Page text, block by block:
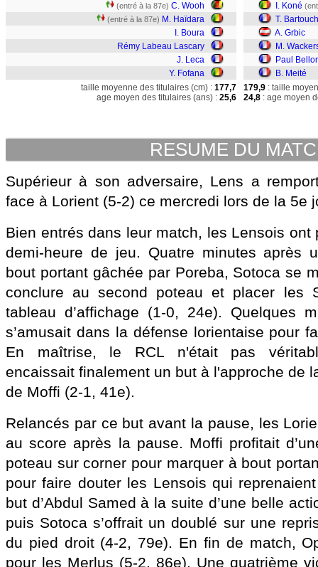
(entré à la 87e) C. Wooh
(entré à la 87e) M. Haïdara
I. Boura
Rémy Labeau Lascary
J. Leca
Y. Fofana
I. Koné
T.
A. Grbic
M.
Paul
B. Meité
taille moyenne des titulaires (cm) : 177,7
age moyen des titulaires (ans) : 25,6
179,9 : taille
24,8 : age moyen
RESUME DU
Supérieur à son adversaire, Lens a
face à Lorient (5-2) ce mercredi lors de la 5e
Bien entrés dans leur match, les Lensois ont
demi-heure de jeu. Quatre minutes après
bout portant gâchée par Poreba, Sotoca se
conclure au second poteau et placer les
tableau d’affichage (1-0, 24e). Quelques
s’amusait dans la défense lorientaise pour
En maîtrise, le RCL n'était pas
encaissait finalement un but à l'approche de
de Moffi (2-1, 41e).
Relancés par ce but avant la pause, les
au score après la pause. Moffi profitait
poteau sur corner pour marquer à bout
pour faire douter les Lensois qui
but d’Abdul Samed à la suite d’une belle
puis Sotoca s’offrait un doublé sur une
du pied droit (4-2, 79e). En fin de match,
pour les Merlus (5-2, 86e). Une quatrième